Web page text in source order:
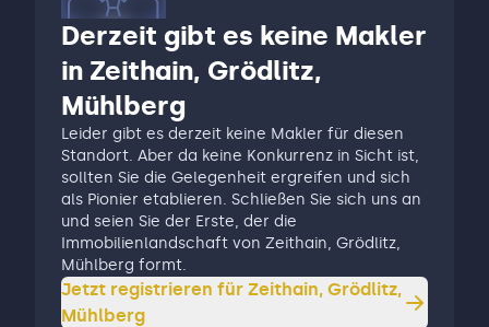
Derzeit gibt es keine Makler
in Zeithain, Grödlitz,
Mühlberg
Leider gibt es derzeit keine Makler für diesen
Standort. Aber da keine Konkurrenz in Sicht ist,
sollten Sie die Gelegenheit ergreifen und sich
als Pionier etablieren. Schließen Sie sich uns an
und seien Sie der Erste, der die
Immobilienlandschaft von Zeithain, Grödlitz,
Mühlberg formt.
Jetzt registrieren für Zeithain, Grödlitz,
Mühlberg